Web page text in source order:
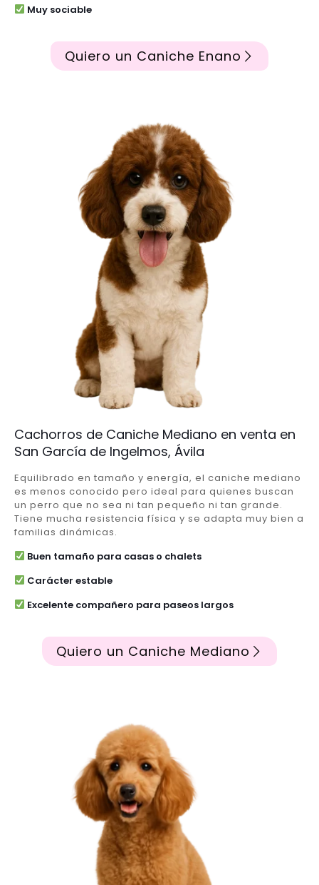
Muy sociable
Quiero un Caniche Enano
Cachorros de Caniche Mediano en venta en
San García de Ingelmos, Ávila
Equilibrado en tamaño y energía, el caniche mediano
es menos conocido pero ideal para quienes buscan
un perro que no sea ni tan pequeño ni tan grande.
Tiene mucha resistencia física y se adapta muy bien a
familias dinámicas.
Buen tamaño para casas o chalets
Carácter estable
Excelente compañero para paseos largos
Quiero un Caniche Mediano